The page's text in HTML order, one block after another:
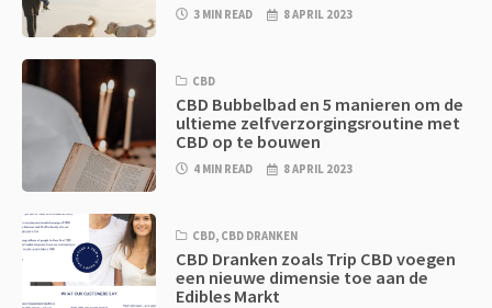
3 MIN READ 8 APRIL 2023
CBD
CBD Bubbelbad en 5 manieren om de
ultieme zelfverzorgingsroutine met
CBD op te bouwen
4 MIN READ 8 APRIL 2023
CBD, CBD DRANKEN
CBD Dranken zoals Trip CBD voegen
een nieuwe dimensie toe aan de
Edibles Markt